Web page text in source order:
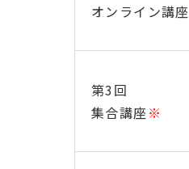
オンライン講座
第3回
集合講座※